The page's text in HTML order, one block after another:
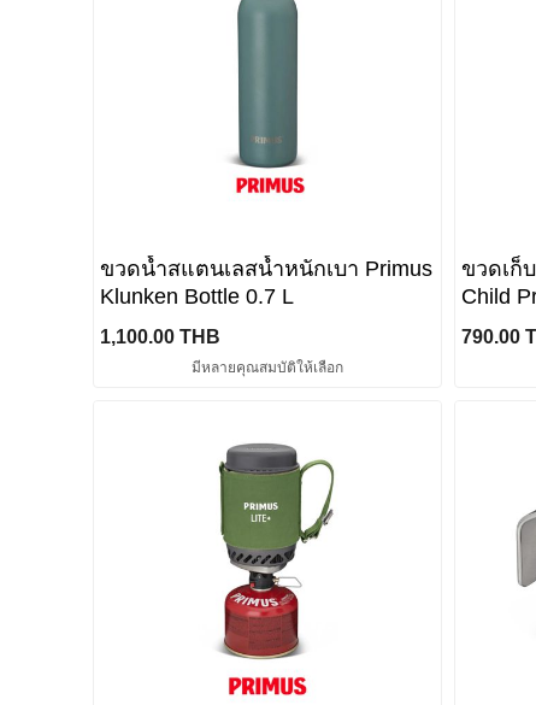
ขวดน้ำสแตนเลสน้ำหนักเบา Primus
Klunken Bottle 0.7 L
1,100.00 THB
มีหลายคุณสมบัติให้เลือก
ขวดเก็
Child
790.00